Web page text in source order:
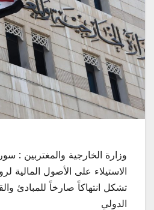
وزارة الخارجية والمغتربين :
الاستيلاء على الأصول المالية
تشكل انتهاكاً صارخاً للمبادئ
الدولي